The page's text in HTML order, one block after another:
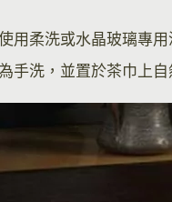
用柔洗或水晶玻璃專
手洗，並置於茶巾上自